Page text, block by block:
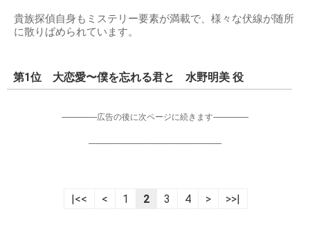
貴族探偵自身もミステリー要素が満載で、様々な伏線が随所
に散りばめられています。
第1位 大恋愛〜僕を忘れる君と 水野明美 役
-----------------広告の後に次ページに続きます-----------------
----------------------------------------------------------------
|<< < 1 2 3 4 > >>|